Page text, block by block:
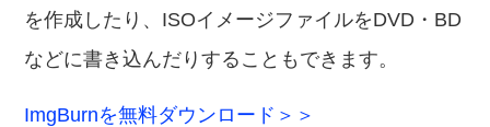
を作成したり、ISOイメージファイルをDVD・BD
などに書き込んだりすることもできます。
ImgBurnを無料ダウンロード＞＞